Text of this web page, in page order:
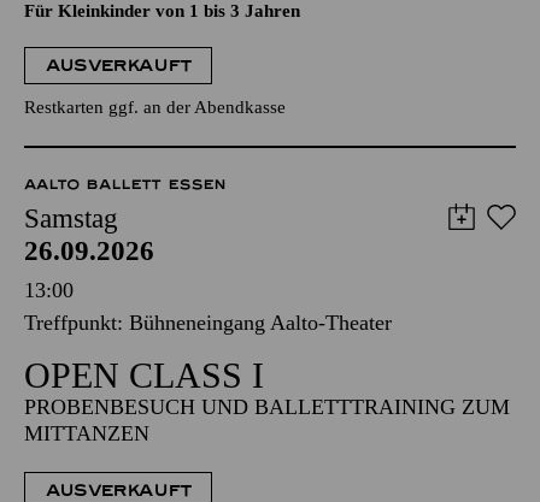
Für Kleinkinder von 1 bis 3 Jahren
AUSVERKAUFT
Restkarten ggf. an der Abendkasse
AALTO BALLETT ESSEN
Samstag
26.09.2026
13:00
Treffpunkt: Bühneneingang Aalto-Theater
OPEN CLASS I
PROBENBESUCH UND BALLETTTRAINING ZUM
MITTANZEN
AUSVERKAUFT